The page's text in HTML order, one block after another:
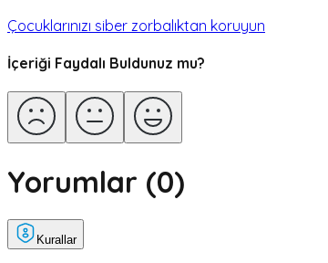
Çocuklarınızı siber zorbalıktan koruyun
İçeriği Faydalı Buldunuz mu?
Yorumlar (0)
Kurallar